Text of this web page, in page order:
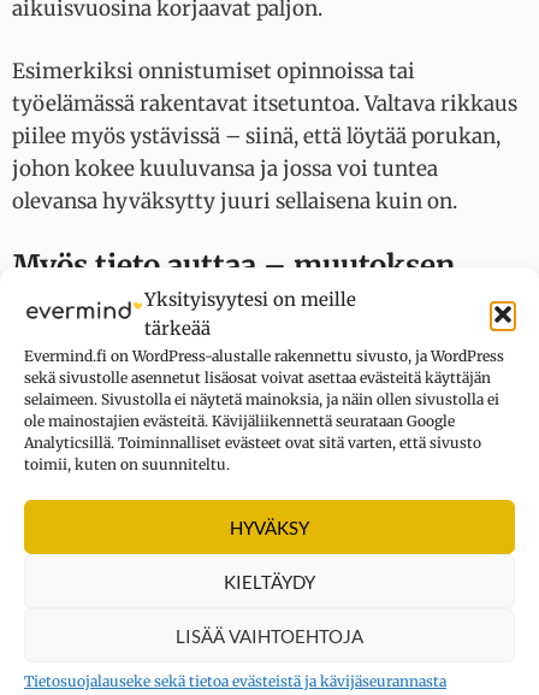
Yksityisyytesi on meille
tärkeää
Evermind.fi on WordPress-alustalle rakennettu sivusto, ja WordPress
sekä sivustolle asennetut lisäosat voivat asettaa evästeitä käyttäjän
selaimeen. Sivustolla ei näytetä mainoksia, ja näin ollen sivustolla ei
ole mainostajien evästeitä. Kävijäliikennettä seurataan Google
Analyticsillä. Toiminnalliset evästeet ovat sitä varten, että sivusto
toimii, kuten on suunniteltu.
HYVÄKSY
KIELTÄYDY
LISÄÄ VAIHTOEHTOJA
Tietosuojalauseke sekä tietoa evästeistä ja kävijäseurannasta
aikuisvuosina korjaavat paljon.
Esimerkiksi onnistumiset opinnoissa tai
työelämässä rakentavat itsetuntoa. Valtava rikkaus
piilee myös ystävissä – siinä, että löytää porukan,
johon kokee kuuluvansa ja jossa voi tuntea
olevansa hyväksytty juuri sellaisena kuin on.
Myös tieto auttaa – muutoksen
perusta on itsetuntemus
Itseensä voi tutustua tarkastelemalla
lapsuusvuosina kehittyneitä kielteisiä
ydinuskomuksia itsestä.
riittämättömyyden tunteita tai uskoa, ettei ole yhtä
fiksu tai viehättävä kuin muut. Pahimmillaan
ihminen saattaa ajatella, että hän on kelvoton, paha,
Ydinuskomusten pohjalle rakennetaan erilaisia